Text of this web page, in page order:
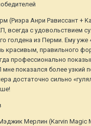
(Риэра Анри Рависсант +
всегда с удовольствием
голдена из Перми. Ему уже
красивым, правильного
профессионально
показался более узкий
достаточно сильно
Мерлин (Karvin Magic